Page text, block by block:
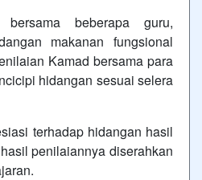
beberapa guru,
makanan fungsional
Kamad bersama para
hidangan sesuai selera
terhadap hidangan hasil
penilaiannya diserahkan